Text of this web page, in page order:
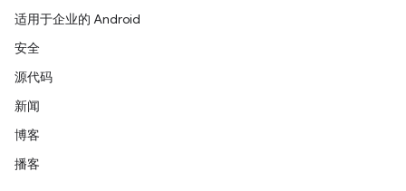
适用于企业的 Android
安全
源代码
新闻
博客
播客